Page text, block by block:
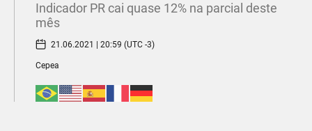
Indicador PR cai quase 12% na parcial deste
mês
21.06.2021 | 20:59 (UTC -3)
Cepea